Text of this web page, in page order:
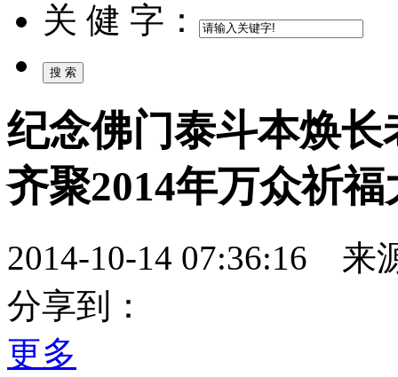
关 健 字：
纪念佛门泰斗本焕长
齐聚2014年万众祈福
2014-10-14 07:36:16
分享到：
更多